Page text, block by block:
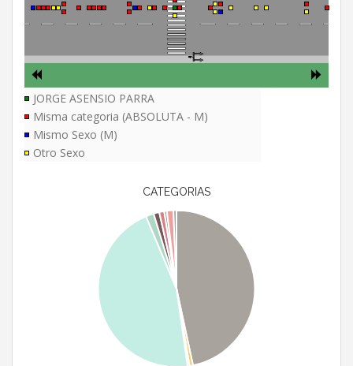
JORGE ASENSIO PARRA
Misma categoria (ABSOLUTA - M)
Mismo Sexo (M)
Otro Sexo
CATEGORIAS